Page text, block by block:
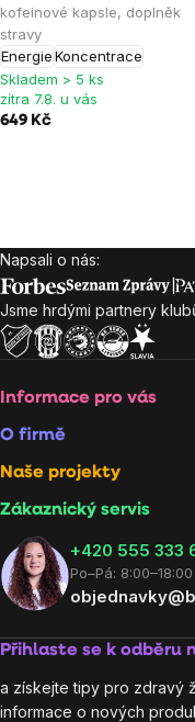
kofeinové kapsle, doplněk
stravy
EnergieKoncentrace
Skladem > 5 ks
zítra 7.8. u vás
649 Kč
Zápatí
Napsali o nás:
Jsme hrdými partnery
Informace pro vás
O firmě
Naše projekty
Zákaznický servis
‭+420 555 333
Po–Pá: 8:00–18:00
Přihlaste se k odběru
a získejte tipy pro zdravý
informace o nových